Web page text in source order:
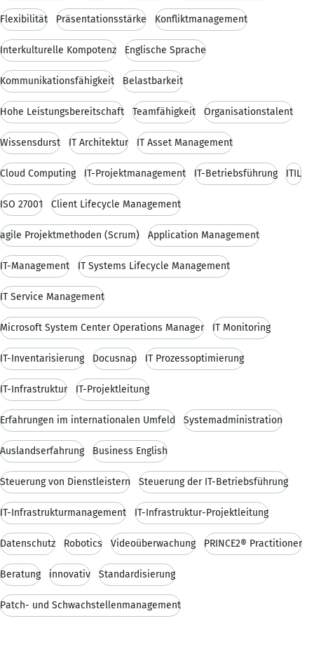
Flexibilität Präsentationsstärke Konfliktmanagement
Interkulturelle Kompotenz Englische Sprache
Kommunikationsfähigkeit Belastbarkeit
Hohe Leistungsbereitschaft Teamfähigkeit Organisationstalent
Wissensdurst IT Architektur IT Asset Management
Cloud Computing IT-Projektmanagement IT-Betriebsführung ITIL
ISO 27001 Client Lifecycle Management
agile Projektmethoden (Scrum) Application Management
IT-Management IT Systems Lifecycle Management
IT Service Management
Microsoft System Center Operations Manager IT Monitoring
IT-Inventarisierung Docusnap IT Prozessoptimierung
IT-Infrastruktur IT-Projektleitung
Erfahrungen im internationalen Umfeld Systemadministration
Auslandserfahrung Business English
Steuerung von Dienstleistern Steuerung der IT-Betriebsführung
IT-Infrastrukturmanagement IT-Infrastruktur-Projektleitung
Datenschutz Robotics Videoüberwachung PRINCE2® Practitioner
Beratung innovativ Standardisierung
Patch- und Schwachstellenmanagement